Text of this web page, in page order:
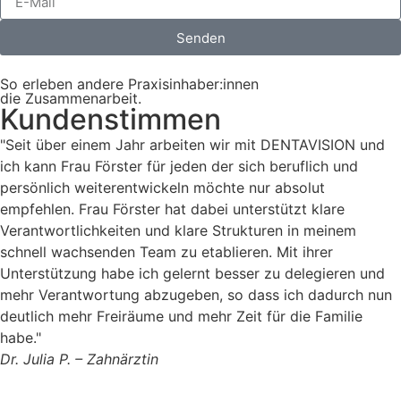
Senden
So erleben andere Praxisinhaber:innen
die Zusammenarbeit.
Kundenstimmen
"Seit über einem Jahr arbeiten wir mit DENTAVISION und
ich kann Frau Förster für jeden der sich beruflich und
persönlich weiterentwickeln möchte nur absolut
empfehlen. Frau Förster hat dabei unterstützt klare
Verantwortlichkeiten und klare Strukturen in meinem
schnell wachsenden Team zu etablieren. Mit ihrer
Unterstützung habe ich gelernt besser zu delegieren und
mehr Verantwortung abzugeben, so dass ich dadurch nun
deutlich mehr Freiräume und mehr Zeit für die Familie
habe."
Dr. Julia P. – Zahnärztin